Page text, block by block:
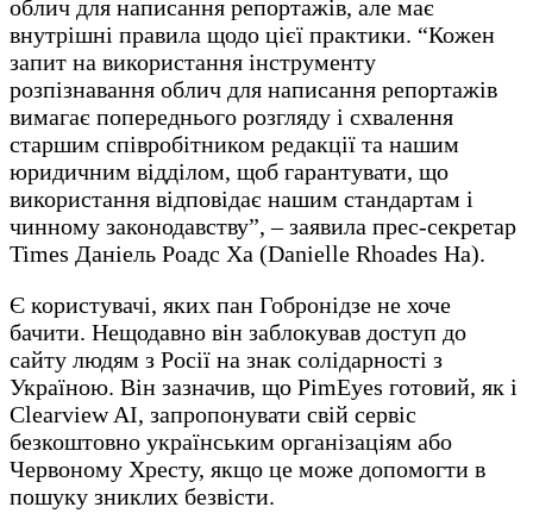
облич для написання репортажів, але має
внутрішні правила щодо цієї практики. “Кожен
запит на використання інструменту
розпізнавання облич для написання репортажів
вимагає попереднього розгляду і схвалення
старшим співробітником редакції та нашим
юридичним відділом, щоб гарантувати, що
використання відповідає нашим стандартам і
чинному законодавству”, – заявила прес-секретар
Times Даніель Роадс Ха (Danielle Rhoades Ha).
Є користувачі, яких пан Гобронідзе не хоче
бачити. Нещодавно він заблокував доступ до
сайту людям з Росії на знак солідарності з
Україною. Він зазначив, що PimEyes готовий, як і
Clearview AI, запропонувати свій сервіс
безкоштовно українським організаціям або
Червоному Хресту, якщо це може допомогти в
пошуку зниклих безвісти.